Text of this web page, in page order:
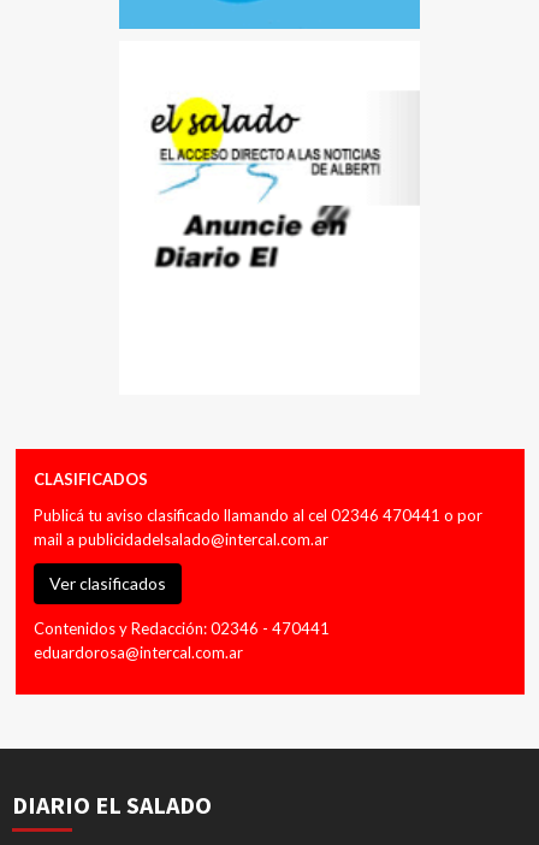
CLASIFICADOS
Publicá tu aviso clasificado llamando al cel 02346 470441 o por
mail a publicidadelsalado@intercal.com.ar
Ver clasificados
Contenidos y Redacción: 02346 - 470441
eduardorosa@intercal.com.ar
DIARIO EL SALADO